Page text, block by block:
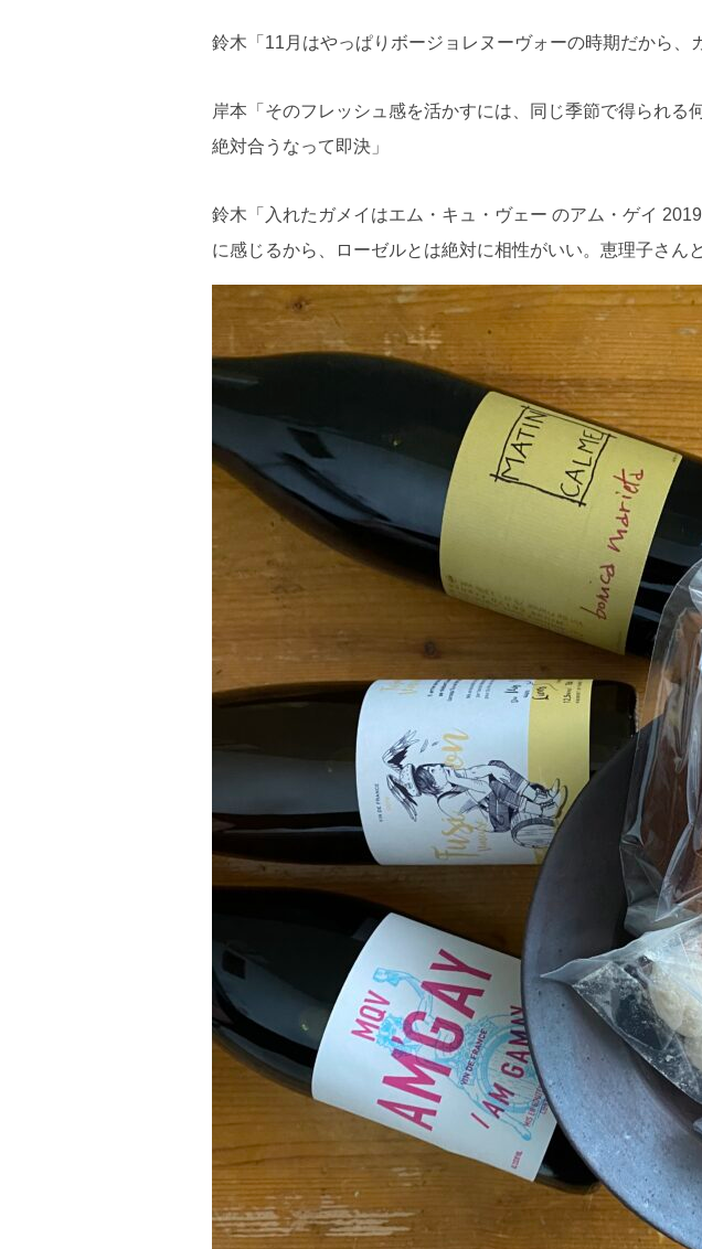
鈴木「11月はやっぱりボージョレヌーヴォーの時期だから、
岸本「そのフレッシュ感を活かすには、同じ季節で得られ
絶対合うなって即決」
鈴木「入れたガメイはエム・キュ・ヴェー のアム・ゲイ
に感じるから、ローゼルとは絶対に相性がいい。恵理子さん